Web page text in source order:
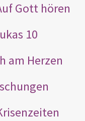
Gott hören
10
am Herzen